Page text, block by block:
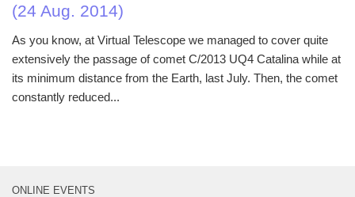
(24 Aug. 2014)
As you know, at Virtual Telescope we managed to cover quite
extensively the passage of comet C/2013 UQ4 Catalina while at
its minimum distance from the Earth, last July. Then, the comet
constantly reduced...
ONLINE EVENTS